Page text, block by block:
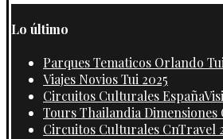
Lo último
Parques Tematicos Orlando
Viajes Novios Tui 2025
Circuitos Culturales
Tours Thailandia Dimensiones
Circuitos Culturales CnTravel